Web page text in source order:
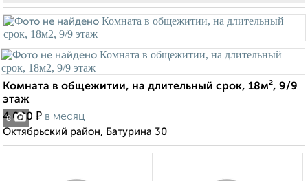
8
Комната в общежитии, на длительный срок, 18м², 9/9
этаж
4 000 ₽ в месяц
Октябрьский район, Батурина 30